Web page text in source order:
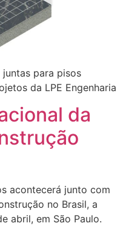
para pisos
da LPE Engenharia
da
acontecerá junto com
no Brasil, a
abril, em São Paulo.